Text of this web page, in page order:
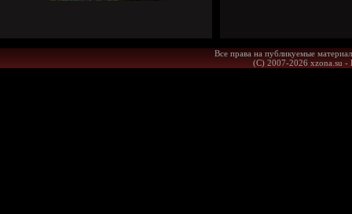
Все права на публикуемые
(С) 2007-2026 xzona.su -